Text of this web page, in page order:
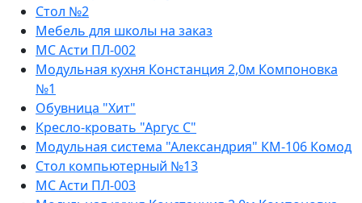
Стол №2
Мебель для школы на заказ
МС Асти ПЛ-002
Модульная кухня Констанция 2,0м Компоновка
№1
Обувница "Хит"
Кресло-кровать "Аргус С"
Модульная система "Александрия" КМ-106 Комод
Стол компьютерный №13
МС Асти ПЛ-003